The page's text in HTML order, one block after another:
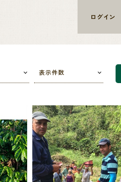
ログイン
表示件数